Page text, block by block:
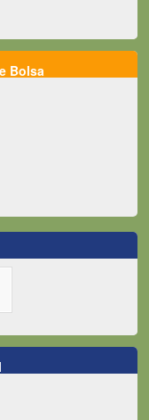
Bolsa